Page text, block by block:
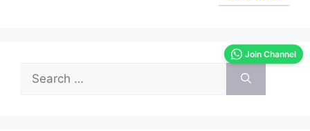
Search
for:
Join Channel